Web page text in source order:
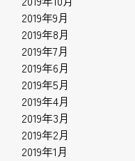
2019年9月
2019年8月
2019年7月
2019年6月
2019年5月
2019年4月
2019年3月
2019年2月
2019年1月